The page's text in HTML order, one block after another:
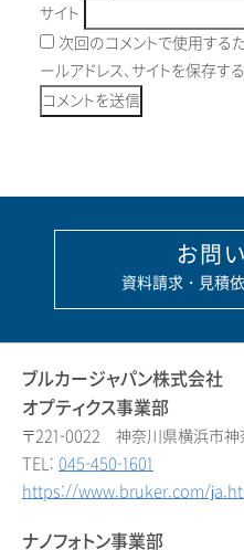
サイト
次回のコメントで使用する
ールアドレス、サイトを保存する
お問
資料請求・見積
ブルカージャパン株式会社
オプティクス事業部
〒221-0022 神奈川県横浜市神
TEL: 045-450-1601
https://www.bruker.com/
ナノフォトン事業部